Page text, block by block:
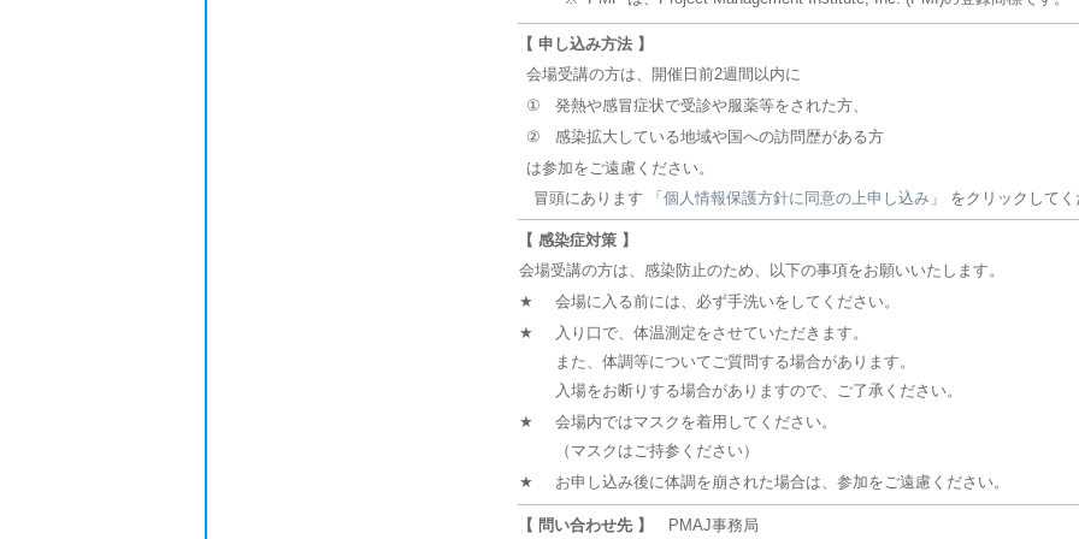
【 申し込み方法 】
会場受講の方は、開催日前2週間以内に
①
発熱や感冒症状で受診や服薬等をされた方、
②
感染拡大している地域や国への訪問歴がある方
は参加をご遠慮ください。
冒頭にあります 「 個人情報保護方針に同意の上申し込み 」 をクリックして
【 感染症対策 】
会場受講の方は、感染防止のため、以下の事項をお願いいたします。
★
会場に入る前には、必ず手洗いをしてください。
★
入り口で、体温測定をさせていただきます。
また、体調等についてご質問する場合があります。
入場をお断りする場合がありますので、ご了承ください。
★
会場内ではマスクを着用してください。
（マスクはご持参ください）
★
お申し込み後に体調を崩された場合は、参加をご遠慮ください。
【 問い合わせ先 】 PMAJ事務局